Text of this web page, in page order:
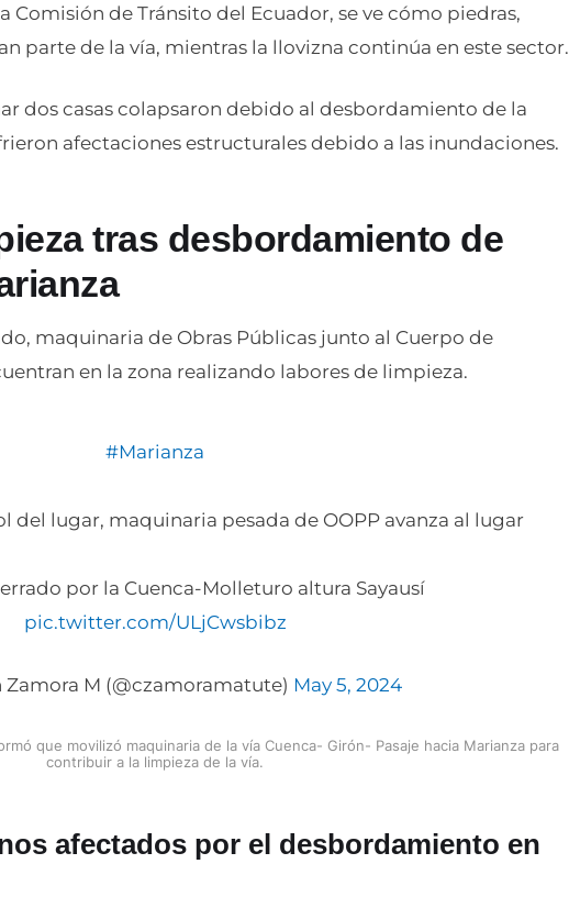
Comisión de Tránsito del Ecuador, se ve cómo piedras,
parte de la vía, mientras la llovizna continúa en este sector.
dos casas colapsaron debido al desbordamiento de la
afectaciones estructurales debido a las inundaciones.
tras desbordamiento de
maquinaria de Obras Públicas junto al Cuerpo de
en la zona realizando labores de limpieza.
#Marianza
del lugar, maquinaria pesada de OOPP avanza al lugar
por la Cuenca-Molleturo altura Sayausí
pic.twitter.com/ULjCwsbibz
M (@czamoramatute) May 5, 2024
que movilizó maquinaria de la vía Cuenca- Girón- Pasaje hacia Marianza para
contribuir a la limpieza de la vía.
afectados por el desbordamiento en